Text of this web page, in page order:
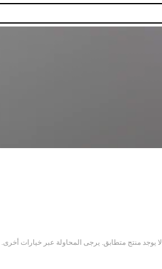
لا يوجد منتج متطابق. يرجى المحاولة عبر خيارات أخرى.